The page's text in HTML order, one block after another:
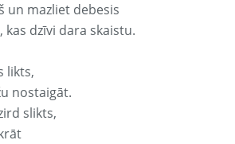
un mazliet debesis
kas dzīvi dara skaistu.
likts,
nostaigāt.
slikts,